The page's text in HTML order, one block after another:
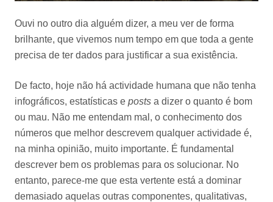
Ouvi no outro dia alguém dizer, a meu ver de forma
brilhante, que vivemos num tempo em que toda a gente
precisa de ter dados para justificar a sua existência.
De facto, hoje não há actividade humana que não tenha
infográficos, estatísticas e posts a dizer o quanto é bom
ou mau. Não me entendam mal, o conhecimento dos
números que melhor descrevem qualquer actividade é,
na minha opinião, muito importante. É fundamental
descrever bem os problemas para os solucionar. No
entanto, parece-me que esta vertente está a dominar
demasiado aquelas outras componentes, qualitativas,